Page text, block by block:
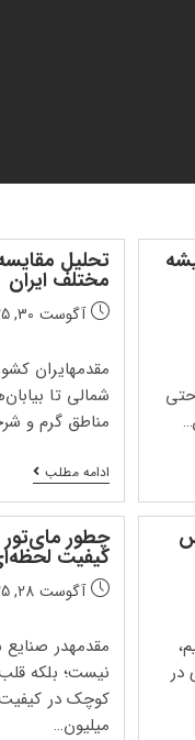
تحلیل
مختلف ایران
تاریخ
پست:
آگوست 30, 2025
مقدمهایران
شمالی تا
مناطق گرم و
ادامه مطلبتحلیل
عملکرد
توری
مای‌تور
در
اقلیمی
در
چطور
کیفیت
تاریخ
پست:
آگوست 28, 2025
مقدمهدر صنایع
نیست؛ بلکه
کوچک در
میلیون…